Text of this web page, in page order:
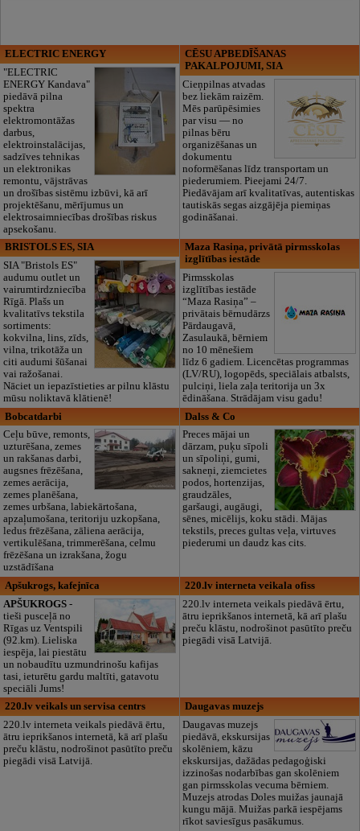
ELECTRIC ENERGY
"ELECTRIC
ENERGY Kandava"
piedāvā pilna
spektra
elektromontāžas
darbus,
elektroinstalācijas,
sadzīves tehnikas
un elektronikas
remontu, vājstrāvas
un drošības sistēmu izbūvi, kā arī
projektēšanu, mērījumus un
elektrosaimniecības drošības riskus
apsekošanu.
CĒSU APBEDĪŠANAS
PAKALPOJUMI, SIA
Cieņpilnas atvadas
bez liekām raizēm.
Mēs parūpēsimies
par visu — no
pilnas bēru
organizēšanas un
dokumentu
noformēšanas līdz transportam un
piederumiem. Pieejami 24/7.
Piedāvājam arī kvalitatīvas, autentiskas
tautiskās segas aizgājēja piemiņas
godināšanai.
BRISTOLS ES, SIA
SIA "Bristols ES"
audumu outlet un
vairumtirdzniecība
Rīgā. Plašs un
kvalitatīvs tekstila
sortiments:
kokvilna, lins, zīds,
vilna, trikotāža un
citi audumi šūšanai
vai ražošanai.
Nāciet un iepazīstieties ar pilnu klāstu
mūsu noliktavā klātienē!
Maza Rasiņa, privātā pirmsskolas
izglītības iestāde
Pirmsskolas
izglītības iestāde
“Maza Rasiņa” –
privātais bērnudārzs
Pārdaugavā,
Zasulaukā, bērniem
no 10 mēnešiem
līdz 6 gadiem. Licencētas programmas
(LV/RU), logopēds, speciālais atbalsts,
pulciņi, liela zaļa teritorija un 3x
ēdināšana. Strādājam visu gadu!
Bobcatdarbi
Ceļu būve, remonts,
uzturēšana, zemes
un rakšanas darbi,
augsnes frēzēšana,
zemes aerācija,
zemes planēšana,
zemes urbšana, labiekārtošana,
apzaļumošana, teritoriju uzkopšana,
ledus frēzēšana, zāliena aerācija,
vertikulēšana, trimmerēšana, celmu
frēzēšana un izrakšana, žogu
uzstādīšana
Dalss & Co
Preces mājai un
dārzam, puķu sīpoli
un sīpoliņi, gumi,
sakneņi, ziemcietes
podos, hortenzijas,
graudzāles,
garšaugi, augāugi,
sēnes, micēlijs, koku stādi. Mājas
tekstils, preces gultas veļa, virtuves
piederumi un daudz kas cits.
Apšukrogs, kafejnīca
APŠUKROGS -
tieši pusceļā no
Rīgas uz Ventspili
(92.km). Lieliska
iespēja, lai piestātu
un nobaudītu uzmundrinošu kafijas
tasi, ieturētu gardu maltīti, gatavotu
speciāli Jums!
220.lv interneta veikala ofiss
220.lv interneta veikals piedāvā ērtu,
ātru ieprikšanos internetā, kā arī plašu
preču klāstu, nodrošinot pasūtīto preču
piegādi visā Latvijā.
220.lv veikals un servisa centrs
220.lv interneta veikals piedāvā ērtu,
ātru ieprikšanos internetā, kā arī plašu
preču klāstu, nodrošinot pasūtīto preču
piegādi visā Latvijā.
Daugavas muzejs
Daugavas muzejs
piedāvā, ekskursijas
skolēniem, kāzu
ekskursijas, dažādas pedagoģiski
izzinošas nodarbības gan skolēniem
gan pirmsskolas vecuma bērniem.
Muzejs atrodas Doles muižas jaunajā
kungu mājā. Muižas parkā iespējams
rīkot saviesīgus pasākumus.